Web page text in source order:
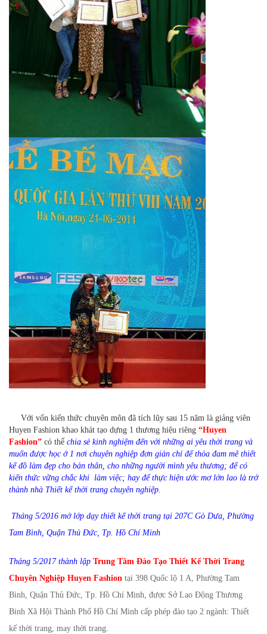
Với vốn kiến thức chuyên môn đã tích lũy sau 15 năm là giảng viên
Huyen Fashion khao khát tạo dựng 1 thương hiệu riêng “Huyen
Fashion” có thể chia sẻ kinh nghiệm đến với những ai yêu thời trang và
muốn được học ở 1 nơi chuyên nghiệp đơn giản chỉ để thỏa đam mê thiết
kế đồ làm đẹp cho bản thân, cho những người mình yêu thương; để có
kiến thức vững chắc khi làm việc; hay để thực hiện ước mơ lớn lao là trở
thành nhà Thiết kế thời trang chuyên nghiệp.
Tháng 5/2016 mở lớp dạy thiết kế thời trang tại 207C Gò Dưa, Phường
Tam Bình, Quận Thủ Đức, Tp. Hồ Chí Minh
Tháng 5/2017 thành lập Trung Tâm Đào Tạo Thiết Kế Thời Trang
Chuyên Nghiệp Huyen Fashion tại 398 Quốc lộ 1 A, Phường Tam
Bình, Quận Thủ Đức, Tp. Hồ Chí Minh, được Sở Lao Động Thương
Binh Xã Hội Thành Phố Hồ Chí Minh cấp phép đào tạo 2 ngành: Thiết
kế thời trang, may thời trang.